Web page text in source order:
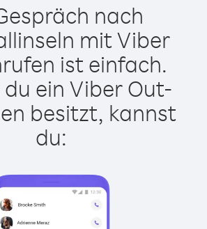
nach
mit Viber
ist einfach.
ein Viber Out-
besitzt, kannst
du: